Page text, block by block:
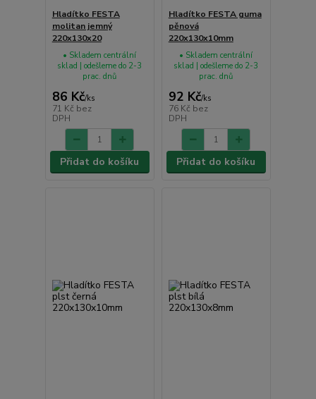
Hladítko FESTA
molitan jemný
220x130x20
86 Kč/ks
71 Kč bez
DPH
• Skladem centrální
sklad | odešleme do 2-3
prac. dnů
Přidat do košíku
Hladítko FESTA guma
pěnová
220x130x10mm
92 Kč/ks
76 Kč bez
DPH
• Skladem centrální
sklad | odešleme do 2-3
prac. dnů
Přidat do košíku